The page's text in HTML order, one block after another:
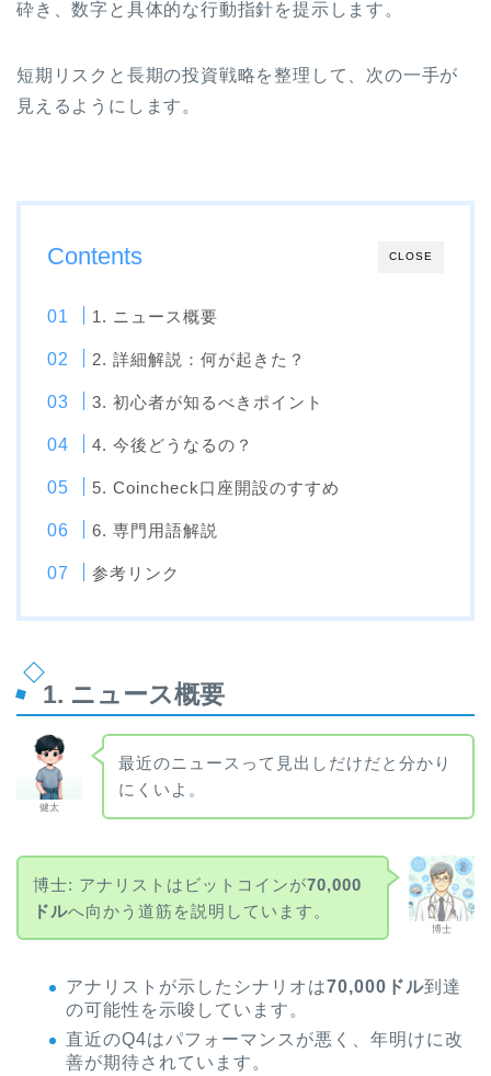
砕き、数字と具体的な行動指針を提示します。
短期リスクと長期の投資戦略を整理して、次の一手が
見えるようにします。
CLOSE
Contents
1. ニュース概要
2. 詳細解説：何が起きた？
3. 初心者が知るべきポイント
4. 今後どうなるの？
5. Coincheck口座開設のすすめ
6. 専門用語解説
参考リンク
1. ニュース概要
健太
最近のニュースって見出しだけだと分かり
にくいよ。
博士
博士: アナリストはビットコインが70,000
ドルへ向かう道筋を説明しています。
アナリストが示したシナリオは70,000ドル到達
の可能性を示唆しています。
直近のQ4はパフォーマンスが悪く、年明けに改
善が期待されています。